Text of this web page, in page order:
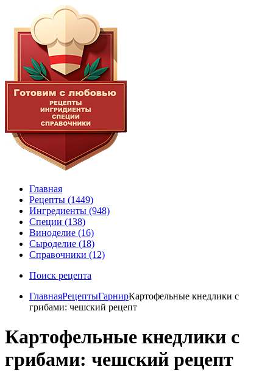
Главная
Рецепты (1449)
Ингредиенты (948)
Специи (138)
Виноделие (16)
Сыроделие (18)
Справочники (12)
Поиск рецепта
ГлавнаяРецептыГарнирКартофельные кнедлики с
грибами: чешский рецепт
Картофельные кнедлики с
грибами: чешский рецепт